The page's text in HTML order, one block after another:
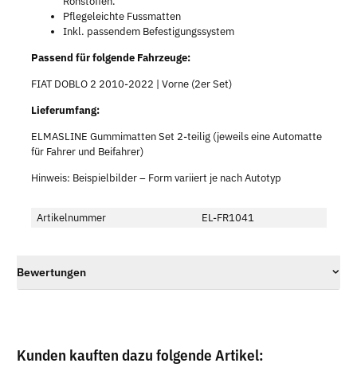
Pflegeleichte Fussmatten
Inkl. passendem Befestigungssystem
Passend für folgende Fahrzeuge:
FIAT DOBLO 2 2010-2022 | Vorne (2er Set)
Lieferumfang:
ELMASLINE Gummimatten Set 2-teilig (jeweils eine Automatte
für Fahrer und Beifahrer)
Hinweis: Beispielbilder – Form variiert je nach Autotyp
Artikelnummer EL-FR1041
Bewertungen
Kunden kauften dazu folgende Artikel: